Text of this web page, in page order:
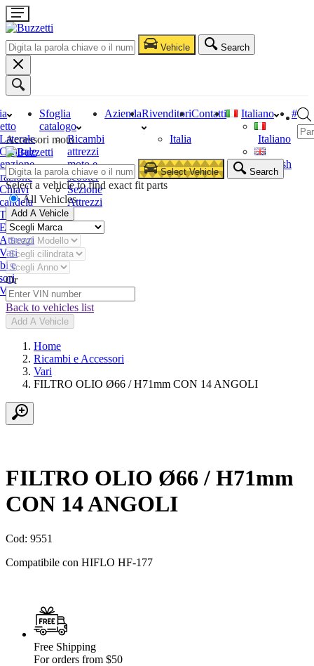
Vehicle Search
Laterale
Centrale
Chiavi
candela
Tester
Estrattori
Attrezzi
Vari
e
Vari
Sfoglia
catalogo
Ricambi
attrezzi
moto e
scooter
Sezione
Attrezzi
AziendaRivenditori
Italia
Contatti Italiano
Italiano
English
#
Accessori moto
Select Vehicle Search
Select a vehicle to find exact fit parts
All Vehicles
Add A Vehicle
Or
Back to vehicles list
Add A Vehicle
Home
Ricambi e Accessori
Vari
FILTRO OLIO Ø66 / H71mm CON 14 ANGOLI
FILTRO OLIO Ø66 / H71mm
CON 14 ANGOLI
Cod: 9551
Compatibile con HIFLO HF-177
Free Shipping
For orders from $50